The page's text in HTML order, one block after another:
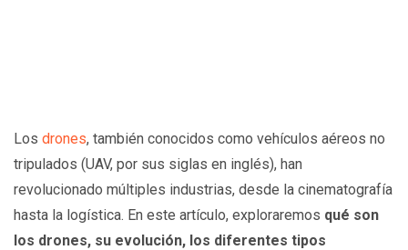
Los drones, también conocidos como vehículos aéreos no
tripulados (UAV, por sus siglas en inglés), han
revolucionado múltiples industrias, desde la cinematografía
hasta la logística. En este artículo, exploraremos qué son
los drones, su evolución, los diferentes tipos